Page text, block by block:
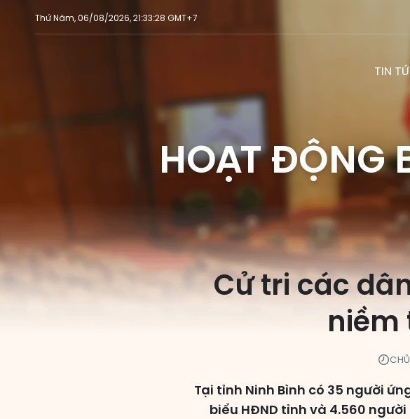
Thứ Năm, 06/08/2026, 21:33:28 GMT+7
TIN
HOẠT ĐỘNG
Cử tri các
niềm
Tại tỉnh Ninh Bình có 35 người
biểu HĐND tỉnh và 4.560